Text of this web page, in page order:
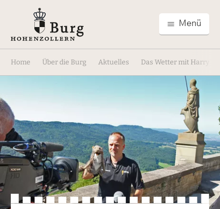
Menü
Home Über die Burg Aktuelles Das Wetter mit Harry